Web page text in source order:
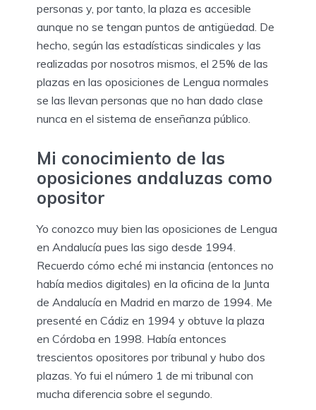
personas y, por tanto, la plaza es accesible
aunque no se tengan puntos de antigüedad. De
hecho, según las estadísticas sindicales y las
realizadas por nosotros mismos, el 25% de las
plazas en las oposiciones de Lengua normales
se las llevan personas que no han dado clase
nunca en el sistema de enseñanza público.
Mi conocimiento de las
oposiciones andaluzas como
opositor
Yo conozco muy bien las oposiciones de Lengua
en Andalucía pues las sigo desde 1994.
Recuerdo cómo eché mi instancia (entonces no
había medios digitales) en la oficina de la Junta
de Andalucía en Madrid en marzo de 1994. Me
presenté en Cádiz en 1994 y obtuve la plaza
en Córdoba en 1998. Había entonces
trescientos opositores por tribunal y hubo dos
plazas. Yo fui el número 1 de mi tribunal con
mucha diferencia sobre el segundo.